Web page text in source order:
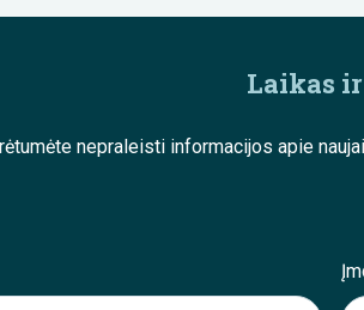
Laikas
nepraleisti informacijos apie